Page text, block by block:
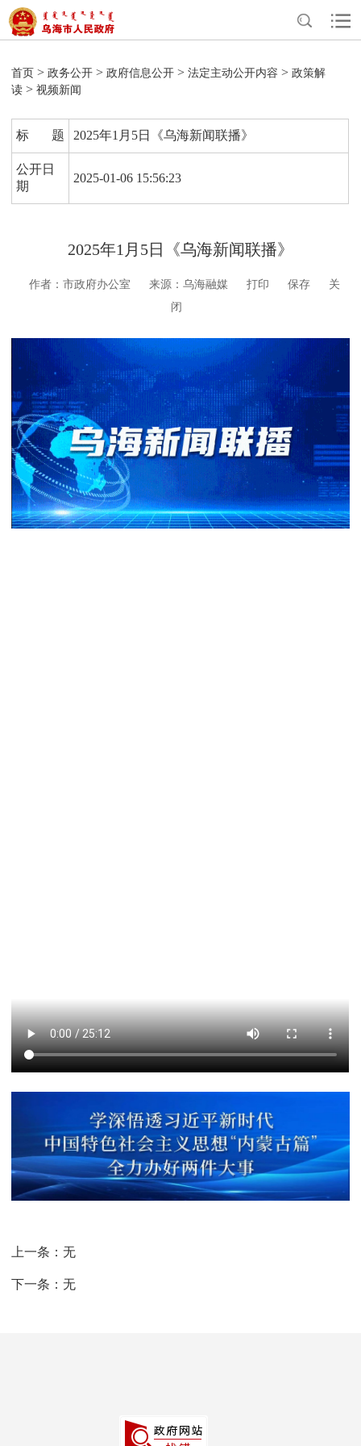
首页 >政务公开 >政府信息公开 >法定主动公开内容 >政策解
读 >视频新闻
标 题 2025年1月5日《乌海新闻联播》
公开日
期
2025-01-06 15:56:23
2025年1月5日《乌海新闻联播》
作者：市政府办公室 来源：乌海融媒 打印 保存
关
闭
上一条：无
下一条：无